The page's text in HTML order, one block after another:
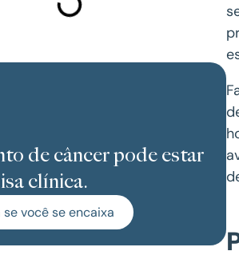
de câncer pode estar
clínica.
você se encaixa